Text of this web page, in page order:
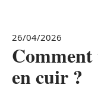
26/04/2026
en cuir ?